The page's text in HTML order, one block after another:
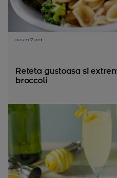
acum 7 ani
Reteta gustoasa si
broccoli